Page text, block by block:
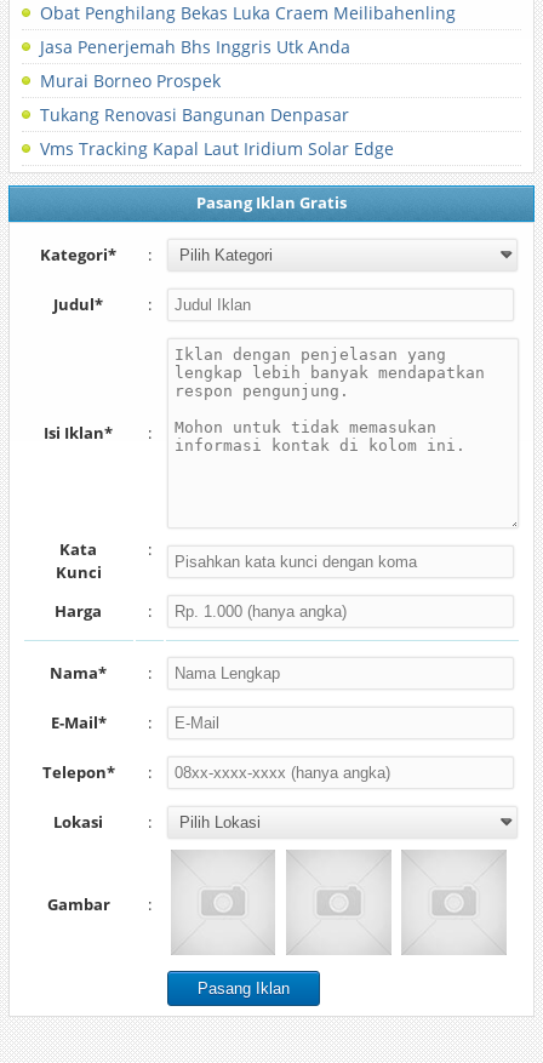
Obat Penghilang Bekas Luka Craem Meilibahenling
Jasa Penerjemah Bhs Inggris Utk Anda
Murai Borneo Prospek
Tukang Renovasi Bangunan Denpasar
Vms Tracking Kapal Laut Iridium Solar Edge
Pasang Iklan Gratis
Kategori* :
Judul* :
Isi Iklan* :
Kata
Kunci
:
Harga :
Nama* :
E-Mail* :
Telepon* :
Lokasi :
Gambar :